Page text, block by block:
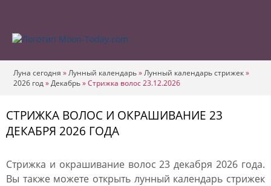
Луна сегодня »Лунный календарь»Лунный календарь стрижек»
2026 год»Декабрь»Стрижка волос 23.12.2026
СТРИЖКА ВОЛОС И ОКРАШИВАНИЕ 23
ДЕКАБРЯ 2026 ГОДА
Стрижка и окрашивание волос 23 декабря 2026 года.
Вы также можете открыть лунный календарь стрижек